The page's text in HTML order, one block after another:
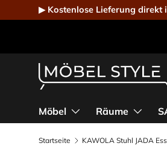
Direkt zum Inhalt
▶ Kostenlose Lieferung direkt
Möbel Räume
Startseite KAWOLA Stuhl JADA